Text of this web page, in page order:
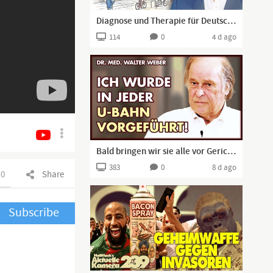
Share
0
Subscribe
Diagnose und Therapie für Deutschland | Boehringer in Regensburg
114 0 4 d ago
Bald bringen wir sie alle vor Gericht! | Dr. Walter Weber
383 0 8 d ago